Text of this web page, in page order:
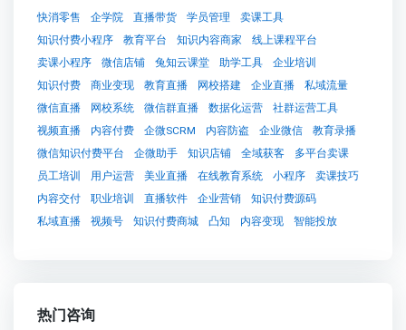
快消零售 企学院 直播带货 学员管理
卖课工具
知识付费小程序
教育平台 知识内容商家
线上课程平台
卖课小程序
微信店铺 兔知云课堂 助学工具
企业培训
知识付费
商业变现 教育直播 网校搭建 企业直播
私域流量
微信直播
网校系统 微信群直播 数据化运营
社群运营工具
视频直播
内容付费 企微SCRM 内容防盗 企业微信
教育录播
微信知识付费平台
企微助手 知识店铺 全域获客
多平台卖课
员工培训
用户运营 美业直播 在线教育系统 小程序
卖课技巧
内容交付
职业培训 直播软件 企业营销
知识付费源码
私域直播
视频号 知识付费商城 凸知 内容变现 智能投放
热门咨询